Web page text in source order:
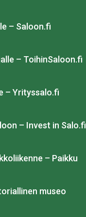
– Saloon.fi
– ToihinSaloon.fi
– Yrityssalo.fi
– Invest in Salo.fi
– Paikku
museo